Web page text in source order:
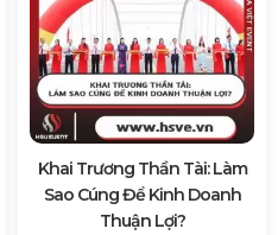
Khai Trương Thần Tài: Làm
Sao Cúng Để Kinh Doanh
Thuận Lợi?